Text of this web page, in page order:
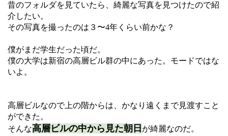
昔のフォルダを見ていたら、綺麗な写真を見つけたので紹
介したい。
その写真を撮ったのは３〜4年くらい前かな？
僕がまだ学生だった頃だ。
僕の大学は新宿の高層ビル群の中にあった。モードではな
いよ。
高層ビルなので上の階からは、かなり遠くまで見渡すこと
ができた。
そんな高層ビルの中から見た朝日 が綺麗なのだ。